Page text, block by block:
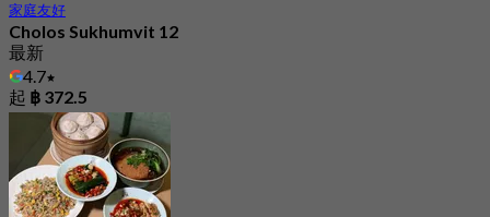
家庭友好
Cholos Sukhumvit 12
最新
4.7
起 ฿ 372.5